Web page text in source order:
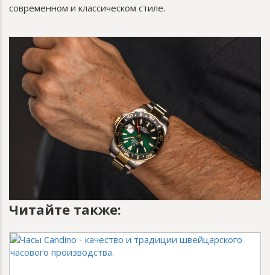
современном и классическом стиле.
Читайте также: